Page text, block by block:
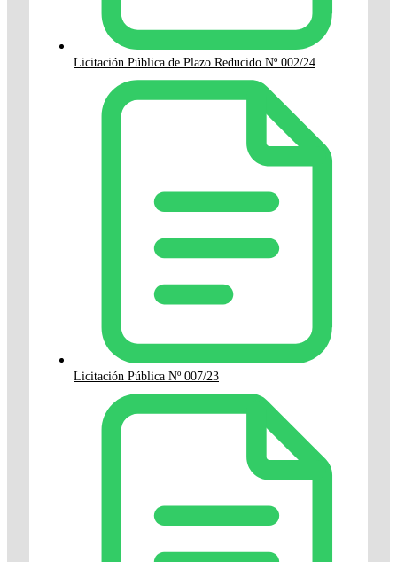
Licitación Pública de Plazo Reducido Nº 002/24
Licitación Pública Nº 007/23